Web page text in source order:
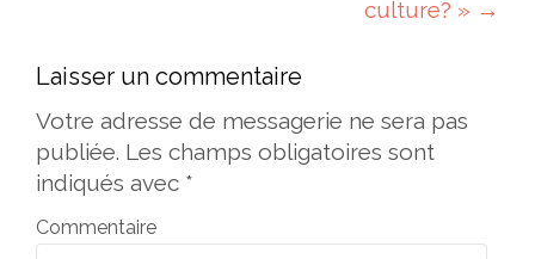
culture? » →
Laisser un commentaire
Votre adresse de messagerie ne sera pas
publiée. Les champs obligatoires sont
indiqués avec *
Commentaire